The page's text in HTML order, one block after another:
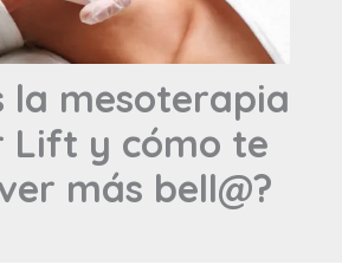
la mesoterapia
Lift y cómo te
más bell@?